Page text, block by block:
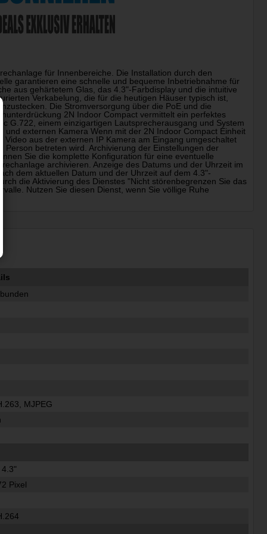
für Innenbereiche. Die Installation durch den
garantieren eine schnelle und bequeme Inbetriebnahme für
aus gehärtetem Glas, das 4.3"-Farbdisplay und die intuitive
Verkabelung, die für die heutigen Häuser typisch ist,
Die Stromversorgung über die PoE und die
2N Indoor Compact vermittelt ein perfektes
G.722, einem einzigartigen Lautsprecherausgang und System
externen Kamera Wenn mit der 2N Indoor Compact Einheit
aus der externen IP Kamera am Eingang umgeschaltet
betreten wird. Archivierung der Einstellungen der
Sie die komplette Konfiguration für eine eventuelle
archivieren. Anzeige des Datums und der Uhrzeit im
dem aktuellen Datum und der Uhrzeit auf dem 4.3"-
die Aktivierung des Dienstes "Nicht störenbegrenzen Sie das
Nutzen Sie diesen Dienst, wenn Sie völlige Ruhe
MJPEG
Pixel